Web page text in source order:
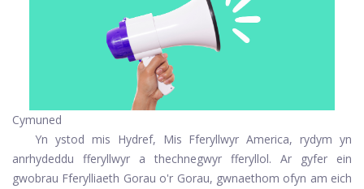
Cymuned
Yn ystod mis Hydref, Mis Fferyllwyr America, rydym yn
anrhydeddu fferyllwyr a thechnegwyr fferyllol. Ar gyfer ein
gwobrau Fferylliaeth Gorau o'r Gorau, gwnaethom ofyn am eich